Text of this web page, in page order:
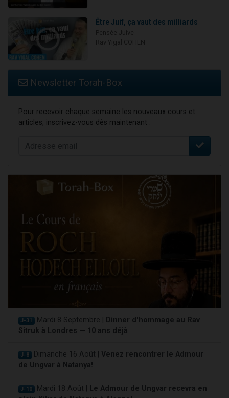
Être Juif, ça vaut des milliards
Newsletter Torah-Box
Pour recevoir chaque semaine les nouveaux cours et
articles, inscrivez-vous dès maintenant :
J-31 Mardi 8 Septembre |
Dinner d'hommage au Rav
Sitruk à Londres — 10 ans déjà
J-8 Dimanche 16 Août | Venez rencontrer le Admour
de Ungvar à Natanya!
J-10 Mardi 18 Août |
Le Admour de Ungvar recevra en